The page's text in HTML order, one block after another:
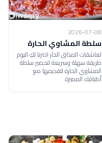
2026-07-08
سلطة المشاوي الحارة
لعاشقات المذاق الحار اخترنا لكِ اليوم
طريقة سهلة وسريعة لتحضير سلطة
المشاوي الحارة لتقديمها مع
أطباقك المميزة.